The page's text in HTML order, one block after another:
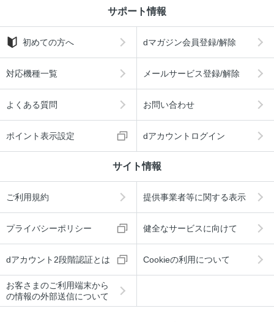
サポート情報
初めての方へ dマガジン会員登録/解除
対応機種一覧 メールサービス登録/解除
よくある質問 お問い合わせ
ポイント表示設定 dアカウントログイン
サイト情報
ご利用規約 提供事業者等に関する表示
プライバシーポリシー 健全なサービスに向けて
dアカウント2段階認証とは Cookieの利用について
お客さまのご利用端末から
の情報の外部送信について